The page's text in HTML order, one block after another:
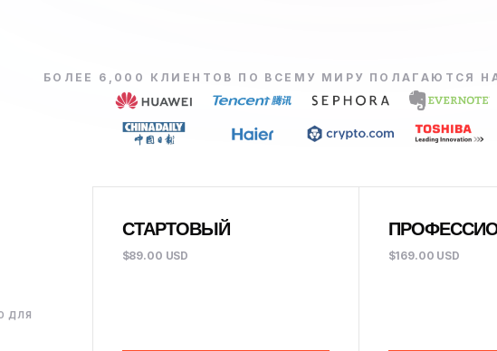
БОЛЕЕ 6,000 КЛИЕНТОВ ПО ВСЕМУ МИРУ ПОЛАГАЮТСЯ НА
ДЛЯ
СТАРТОВЫЙ
$89.00 USD $169.00 USD